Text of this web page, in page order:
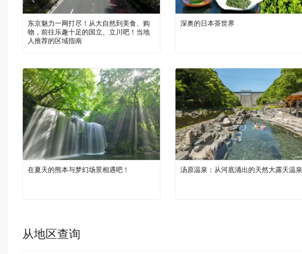
东京魅力一网打尽！从大自然到美食、购
物，前往乐趣十足的国立、立川吧！当地
人推荐的区域指南
深奥的日本茶世界
在夏天的熊本与梦幻场景相遇吧！ 汤原温泉：从河底涌出的天然大露天温泉
从地区查询